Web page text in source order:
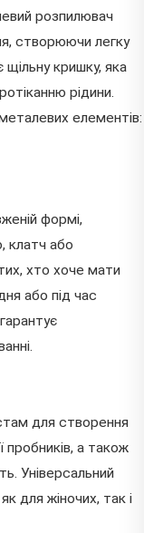
розпилювач
створюючи легку
кришку, яка
рідини.
елементів:
формі,
клатч або
хто хоче мати
або під час
для створення
пробників, а також
Універсальний
для жіночих, так і